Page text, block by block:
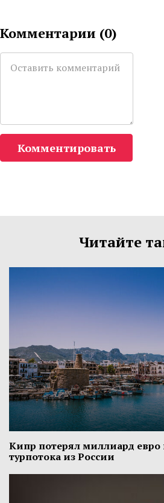
Комментарии (0)
Комментировать
Читайте
Кипр потерял миллиард евро
турпотока из России